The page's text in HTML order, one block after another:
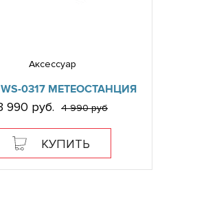
Аксессуар
WS-0317 МЕТЕОСТАНЦИЯ
990 руб. 4 990 руб
КУПИТЬ